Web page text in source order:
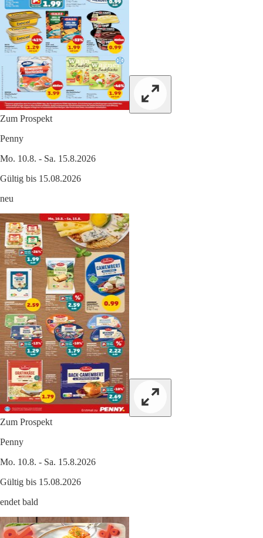
Zum Prospekt
Penny
Mo. 10.8. - Sa. 15.8.2026
Gültig bis 15.08.2026
neu
Zum Prospekt
Penny
Mo. 10.8. - Sa. 15.8.2026
Gültig bis 15.08.2026
endet bald